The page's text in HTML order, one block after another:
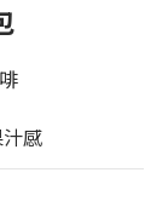
- 5 件，可享
BOURBON
朱古力 x 1 （價
感